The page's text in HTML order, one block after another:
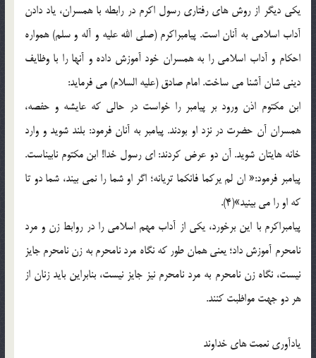
یکی دیگر از روش های رفتاری رسول اکرم در رابطه با همسران، یاد دادن
آداب اسلامی به آنان است. پیامبراکرم (صلی الله علیه و آله و سلم) همواره
احکام و آداب اسلامی را به همسران خود آموزش داده و آنها را با وظایف
دینی شان آشنا می ساخت. امام صادق (علیه السلام) می فرماید:
ابن مکتوم اذن ورود بر پیامبر را خواست در حالی که عایشه و حفصه،
همسران آن حضرت در نزد او بودند. پیامبر به آنان فرمود: بلند شوید و وارد
خانه هایتان شوید. آن دو عرض کردند: ای رسول خدا! ابن مکتوم نابیناست.
پیامبر فرمود:« ان لم یرکما فانکما تریانه؛ اگر او شما را نمی بیند، شما دو تا
که او را می بینید»(4).
پیامبراکرم با این برخورد، یکی از آداب مهم اسلامی را در روابط زن و مرد
نامحرم آموزش داد؛ یعنی همان طور که نگاه مرد نامحرم به زن نامحرم جایز
نیست، نگاه زن نامحرم به مرد نامحرم نیز جایز نیست،‌ بنابراین باید زنان از
هر دو جهت مواظبت کنند.
یادآوری نعمت های خداوند